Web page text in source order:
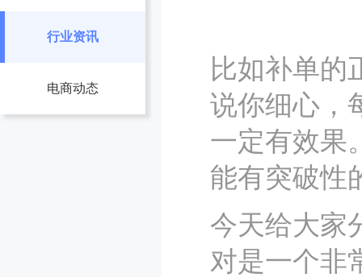
行业资讯
电商动态
比如补单的
说你细心，
一定有效果
能有突破性
今天给大家
对是一个非